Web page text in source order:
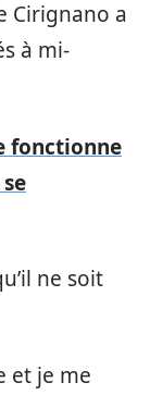
Cirignano a
à mi-
fonctionne
ne soit
et je me